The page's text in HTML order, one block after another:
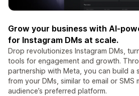
Grow your business with AI-
for Instagram DMs at scale.
Drop revolutionizes Instagram DMs,
tools for engagement and growth.
partnership with Meta, you can build a
from your DMs, similar to email or
audience’s preferred platform.